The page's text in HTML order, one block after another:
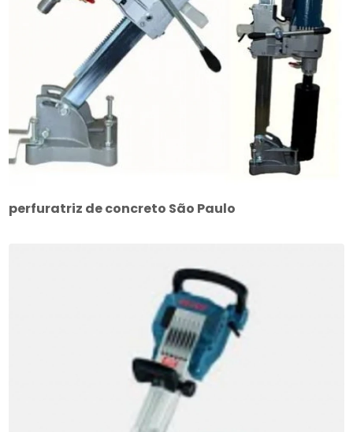
perfuratriz de concreto São Paulo